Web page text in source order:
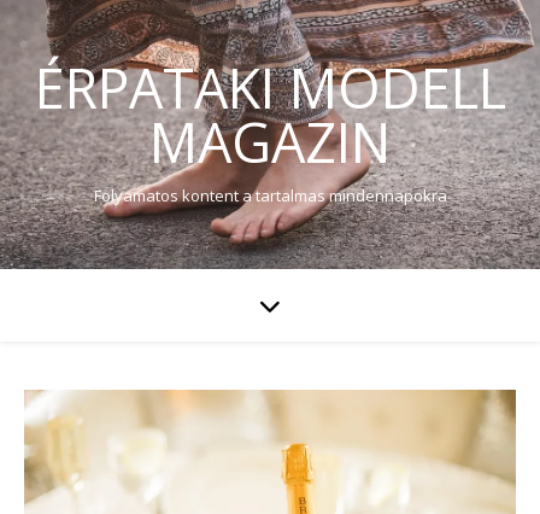
ÉRPATAKI MODELL
MAGAZIN
Folyamatos kontent a tartalmas mindennapokra